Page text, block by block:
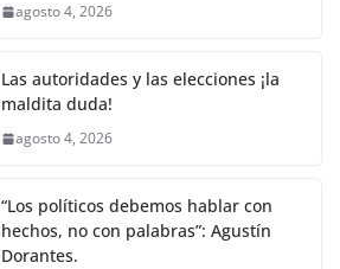
agosto 4, 2026
Las autoridades y las elecciones ¡la
maldita duda!
agosto 4, 2026
“Los políticos debemos hablar con
hechos, no con palabras”: Agustín
Dorantes.